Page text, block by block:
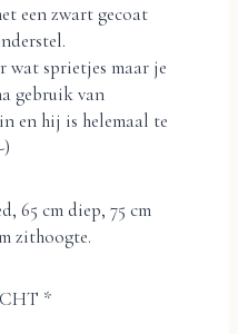
een zwart gecoat
wat sprietjes maar je
gebruik van
en hij is helemaal te
)
65 cm diep, 75 cm
zithoogte.
*